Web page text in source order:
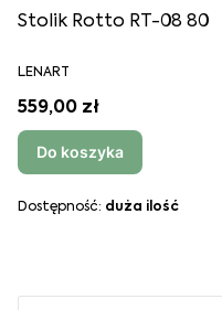
Stolik Rotto RT-08 80
LENART
559,00 zł
Do koszyka
Dostępność: duża ilość